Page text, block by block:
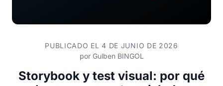
PUBLICADO EL 4 DE JUNIO DE 2026
por Gulben BINGOL
Storybook y test visual: por qué